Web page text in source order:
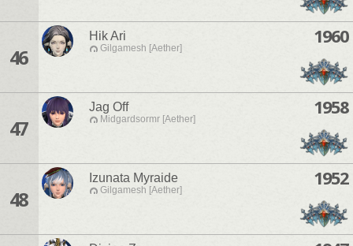
46
Hik Ari
Gilgamesh [Aether]
1960
47
Jag Off
Midgardsormr [Aether]
1958
48
Izunata Myraide
Gilgamesh [Aether]
1952